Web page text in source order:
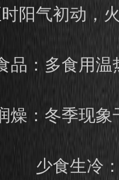
阳气初动，
品：多食用
燥：冬季现
少食生冷